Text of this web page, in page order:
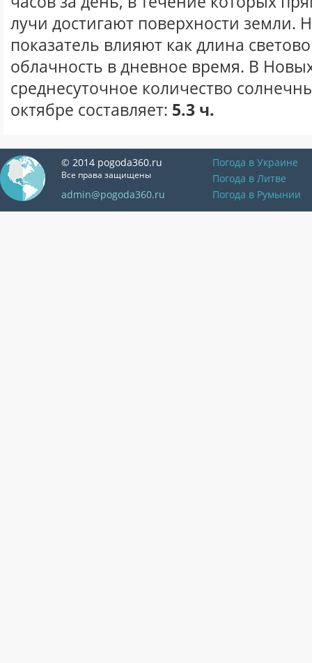
лучи достигают поверхности земли.
показатель влияют как длина
облачность в дневное время. В
среднесуточное количество
октябре составляет: 5.3 ч.
© 2014 pogoda360.ru
Все права защищены
admin@pogoda360.ru
Погода в Украине
Погода в Литве
Погода в Румынии